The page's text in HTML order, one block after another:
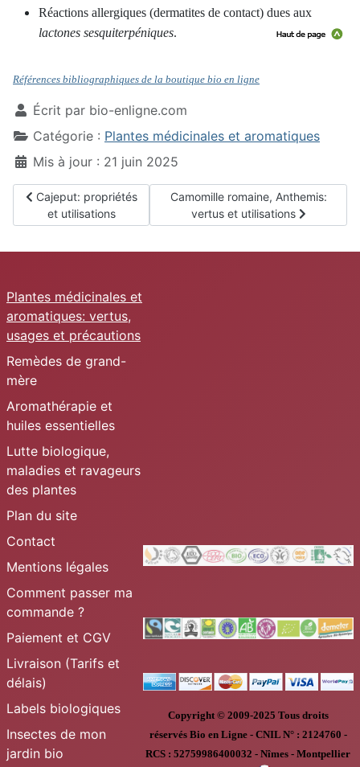
Réactions allergiques (dermatites de contact) dues aux
lactones sesquiterpéniques.
Références bibliographiques de la boutique bio en ligne
Écrit par bio-enligne.com
Catégorie : Plantes médicinales et aromatiques
Mis à jour : 21 juin 2025
Article précédent : Cajeput: propriétés et utilisations
Cajeput: propriétés
et utilisations
Article suivant : Camomille
Camomille romaine, Anthemis:
vertus et utilisations
Plantes médicinales et
aromatiques: vertus,
usages et précautions
Remèdes de grand-
mère
Aromathérapie et
huiles essentielles
Lutte biologique,
maladies et ravageurs
des plantes
Plan du site
Contact
Mentions légales
Comment passer ma
commande ?
Paiement et CGV
Livraison (Tarifs et
délais)
Labels biologiques
Insectes de mon
jardin bio
Copyright © 2009-2025 Tous droits
réservésBio en Ligne - CNIL N° : 2124760 -
RCS : 52759986400032 - Nîmes - Montpellier